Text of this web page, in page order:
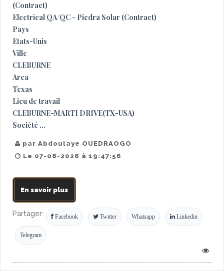
(Contract)
Electrical QA/QC - Piedra Solar (Contract)
Pays
Etats-Unis
Ville
CLEBURNE
Area
Texas
Lieu de travail
CLEBURNE-MARTI DRIVE(TX-USA)
Société ...
par Abdoulaye OUEDRAOGO
Le 07-08-2026 à 19:47:56
En savoir plus
Partager: Facebook Twitter Whatsapp Linkedin
Telegram